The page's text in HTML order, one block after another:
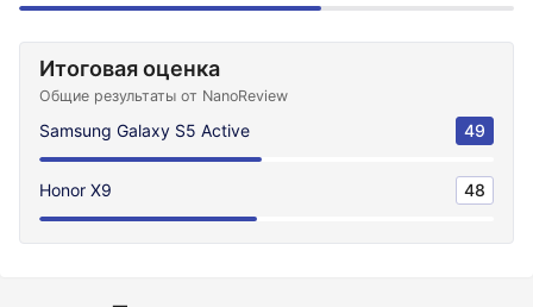
Итоговая оценка
Общие результаты от NanoReview
Samsung Galaxy S5 Active 49
Honor X9 48